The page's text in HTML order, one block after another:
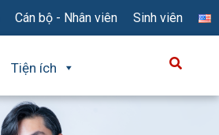
Cán bộ - Nhân viên Sinh viên
Tiện ích